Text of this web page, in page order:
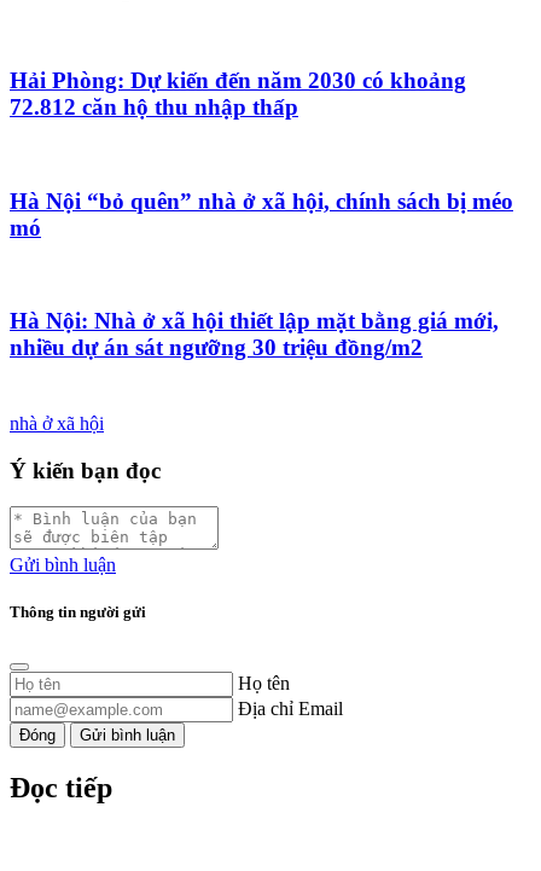
Hải Phòng: Dự kiến đến năm 2030 có khoảng
72.812 căn hộ thu nhập thấp
Hà Nội “bỏ quên” nhà ở xã hội, chính sách bị méo
mó
Hà Nội: Nhà ở xã hội thiết lập mặt bằng giá mới,
nhiều dự án sát ngưỡng 30 triệu đồng/m2
nhà ở xã hội
Ý kiến bạn đọc
Gửi bình luận
Thông tin người gửi
Họ tên
Địa chỉ Email
Đóng Gửi bình luận
Đọc tiếp